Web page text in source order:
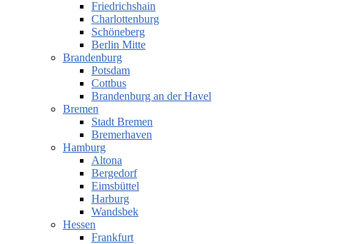
Friedrichshain
Charlottenburg
Schöneberg
Berlin Mitte
Brandenburg
Potsdam
Cottbus
Brandenburg an der Havel
Bremen
Stadt Bremen
Bremerhaven
Hamburg
Altona
Bergedorf
Eimsbüttel
Harburg
Wandsbek
Hessen
Frankfurt